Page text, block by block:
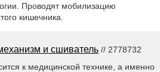
Проводят мобилизацию
кишечника.
и сшиватель // 2778732
к медицинской технике, а именно